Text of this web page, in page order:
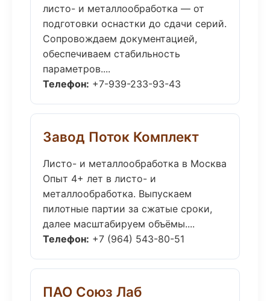
листо- и металлообработка — от
подготовки оснастки до сдачи серий.
Сопровождаем документацией,
обеспечиваем стабильность
параметров....
Телефон: +7-939-233-93-43
Завод Поток Комплект
Листо- и металлообработка в Москва
Опыт 4+ лет в листо- и
металлообработка. Выпускаем
пилотные партии за сжатые сроки,
далее масштабируем объёмы....
Телефон: +7 (964) 543-80-51
ПАО Союз Лаб